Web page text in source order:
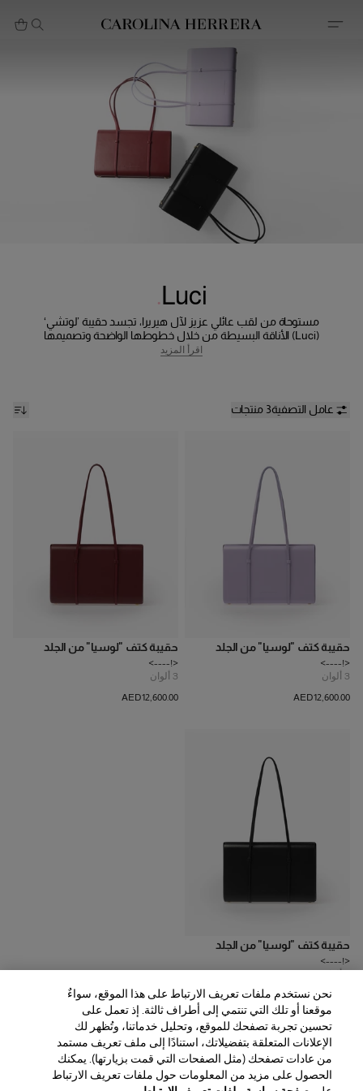
بيان إمكانية الوصول (الرابط)
Luci
مستوحاة من لقب عائلي عزيز لآل هيريرا، تجسد حقيبة ’لوتشي‘
(Luci) الأناقة البسيطة من خلال خطوطها الواضحة وتصميمها
الراقي. صُممت لتكون رفيقتكِ في كل لحظة، من الصباح وحتى
اقرأ المزيد
عامل التصفية3 منتجات
حقيبة كتف "لوسيا" من الجلد
<!---->
3 ألوان
AED‌12,600.00
حقيبة كتف "لوسيا" من الجلد
<!---->
3 ألوان
AED‌12,600.00
حقيبة كتف "لوسيا" من الجلد
<!---->
3 ألوان
AED‌12,600.00
نحن نستخدم ملفات تعريف الارتباط على هذا الموقع، سواءٌ
موقعنا أو تلك التي تنتمي إلى أطراف ثالثة. إذ تعمل على
تحسين تجربة تصفحك للموقع، وتحليل خدماتنا، وتُظهر لك
الإعلانات المتعلقة بتفضيلاتك، استنادًا إلى ملف تعريف مستمد
من عادات تصفحك (مثل الصفحات التي قمت بزيارتها). يمكنك
الحصول على مزيد من المعلومات حول ملفات تعريف الارتباط